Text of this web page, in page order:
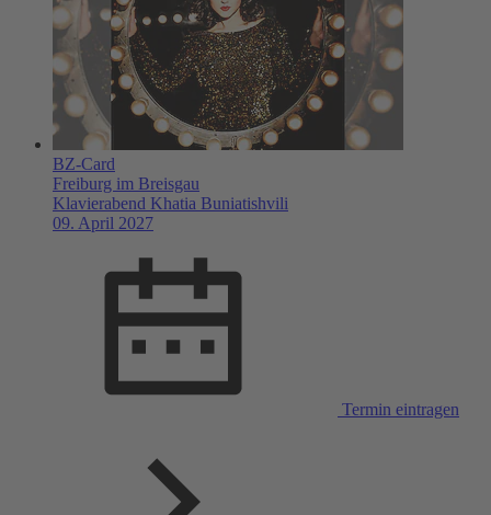
BZ-Card
Freiburg im Breisgau
Klavierabend Khatia Buniatishvili
09. April 2027
Termin eintragen